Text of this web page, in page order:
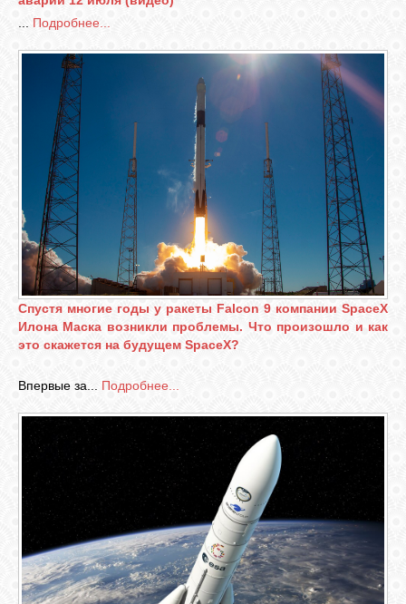
Подробнее...
Спустя многие годы у ракеты Falcon 9 компании SpaceX
Илона Маска возникли проблемы. Что произошло и как
это скажется на будущем SpaceX?
Впервые за... Подробнее...